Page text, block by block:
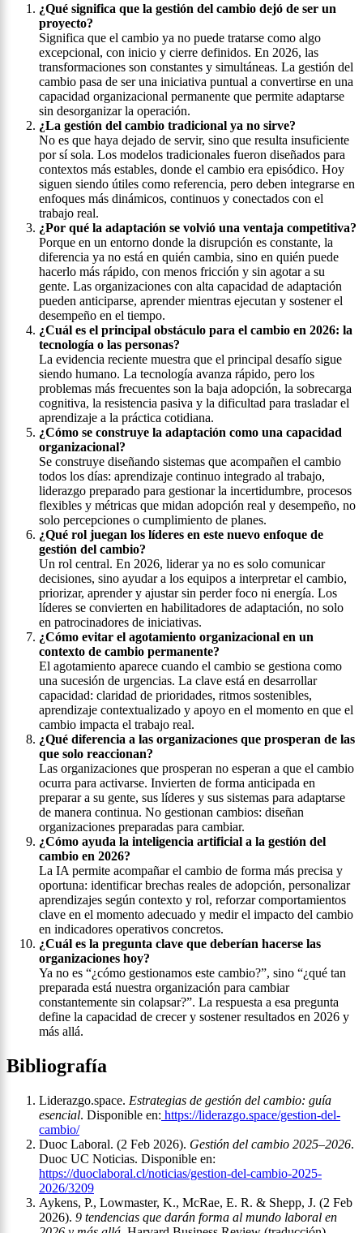
¿Qué significa que la gestión del cambio dejó de ser un
proyecto?
Significa que el cambio ya no puede tratarse como algo
excepcional, con inicio y cierre definidos. En 2026, las
transformaciones son constantes y simultáneas. La gestión del
cambio pasa de ser una iniciativa puntual a convertirse en una
capacidad organizacional permanente que permite adaptarse
sin desorganizar la operación.
¿La gestión del cambio tradicional ya no sirve?
No es que haya dejado de servir, sino que resulta insuficiente
por sí sola. Los modelos tradicionales fueron diseñados para
contextos más estables, donde el cambio era episódico. Hoy
siguen siendo útiles como referencia, pero deben integrarse en
enfoques más dinámicos, continuos y conectados con el
trabajo real.
¿Por qué la adaptación se volvió una ventaja competitiva?
Porque en un entorno donde la disrupción es constante, la
diferencia ya no está en quién cambia, sino en quién puede
hacerlo más rápido, con menos fricción y sin agotar a su
gente. Las organizaciones con alta capacidad de adaptación
pueden anticiparse, aprender mientras ejecutan y sostener el
desempeño en el tiempo.
¿Cuál es el principal obstáculo para el cambio en 2026: la
tecnología o las personas?
La evidencia reciente muestra que el principal desafío sigue
siendo humano. La tecnología avanza rápido, pero los
problemas más frecuentes son la baja adopción, la sobrecarga
cognitiva, la resistencia pasiva y la dificultad para trasladar el
aprendizaje a la práctica cotidiana.
¿Cómo se construye la adaptación como una capacidad
organizacional?
Se construye diseñando sistemas que acompañen el cambio
todos los días: aprendizaje continuo integrado al trabajo,
liderazgo preparado para gestionar la incertidumbre, procesos
flexibles y métricas que midan adopción real y desempeño, no
solo percepciones o cumplimiento de planes.
¿Qué rol juegan los líderes en este nuevo enfoque de
gestión del cambio?
Un rol central. En 2026, liderar ya no es solo comunicar
decisiones, sino ayudar a los equipos a interpretar el cambio,
priorizar, aprender y ajustar sin perder foco ni energía. Los
líderes se convierten en habilitadores de adaptación, no solo
en patrocinadores de iniciativas.
¿Cómo evitar el agotamiento organizacional en un
contexto de cambio permanente?
El agotamiento aparece cuando el cambio se gestiona como
una sucesión de urgencias. La clave está en desarrollar
capacidad: claridad de prioridades, ritmos sostenibles,
aprendizaje contextualizado y apoyo en el momento en que el
cambio impacta el trabajo real.
¿Qué diferencia a las organizaciones que prosperan de las
que solo reaccionan?
Las organizaciones que prosperan no esperan a que el cambio
ocurra para activarse. Invierten de forma anticipada en
preparar a su gente, sus líderes y sus sistemas para adaptarse
de manera continua. No gestionan cambios: diseñan
organizaciones preparadas para cambiar.
¿Cómo ayuda la inteligencia artificial a la gestión del
cambio en 2026?
La IA permite acompañar el cambio de forma más precisa y
oportuna: identificar brechas reales de adopción, personalizar
aprendizajes según contexto y rol, reforzar comportamientos
clave en el momento adecuado y medir el impacto del cambio
en indicadores operativos concretos.
¿Cuál es la pregunta clave que deberían hacerse las
organizaciones hoy?
Ya no es “¿cómo gestionamos este cambio?”, sino “¿qué tan
preparada está nuestra organización para cambiar
constantemente sin colapsar?”. La respuesta a esa pregunta
define la capacidad de crecer y sostener resultados en 2026 y
más allá.
Bibliografía
Liderazgo.space. Estrategias de gestión del cambio: guía
esencial. Disponible en: https://liderazgo.space/gestion-del-
cambio/
Duoc Laboral. (2 Feb 2026). Gestión del cambio 2025–2026.
Duoc UC Noticias. Disponible en:
https://duoclaboral.cl/noticias/gestion-del-cambio-2025-
2026/3209
Aykens, P., Lowmaster, K., McRae, E. R. & Shepp, J. (2 Feb
2026). 9 tendencias que darán forma al mundo laboral en